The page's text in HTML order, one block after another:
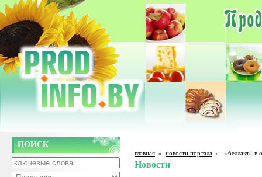
ПОИСК
главная » новости портала » «беллакт» в
Новости